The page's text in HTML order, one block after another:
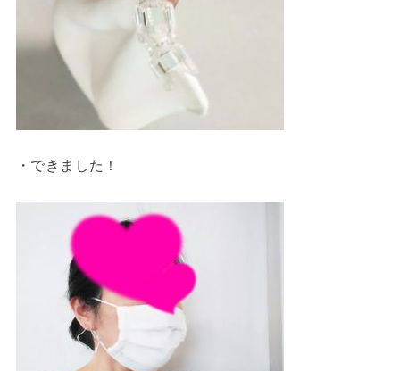
・できました！